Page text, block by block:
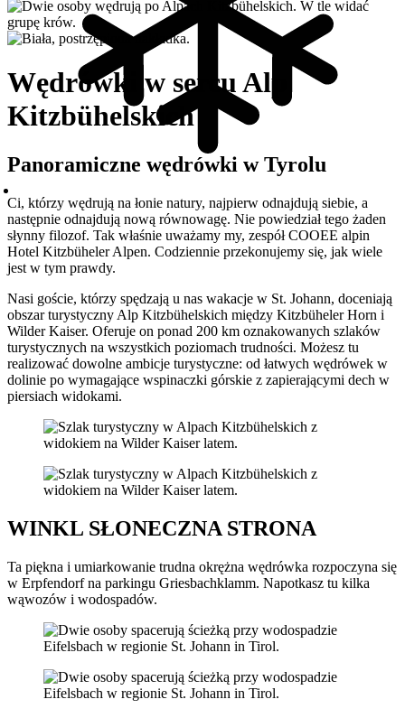
Wędrówki w sercu Alp
Kitzbühelskich
Panoramiczne wędrówki w Tyrolu
Ci, którzy wędrują na łonie natury, najpierw odnajdują siebie, a
następnie odnajdują nową równowagę. Nie powiedział tego żaden
słynny filozof. Tak właśnie uważamy my, zespół COOEE alpin
Hotel Kitzbüheler Alpen. Codziennie przekonujemy się, jak wiele
jest w tym prawdy.
Nasi goście, którzy spędzają u nas wakacje w St. Johann, doceniają
obszar turystyczny Alp Kitzbühelskich między Kitzbüheler Horn i
Wilder Kaiser. Oferuje on ponad 200 km oznakowanych szlaków
turystycznych na wszystkich poziomach trudności. Możesz tu
realizować dowolne ambicje turystyczne: od łatwych wędrówek w
dolinie po wymagające wspinaczki górskie z zapierającymi dech w
piersiach widokami.
WINKL SŁONECZNA STRONA
Ta piękna i umiarkowanie trudna okrężna wędrówka rozpoczyna się
w Erpfendorf na parkingu Griesbachklamm. Napotkasz tu kilka
wąwozów i wodospadów.